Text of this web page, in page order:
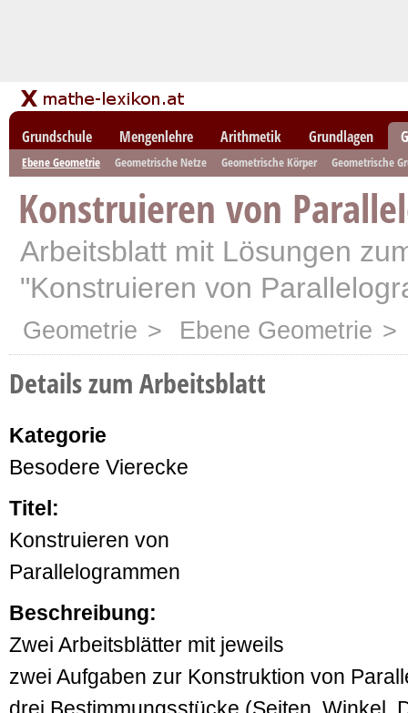
Grundschule Mengenlehre Arithmetik Grundlagen
Ebene Geometrie Geometrische Netze Geometrische Körper Geometrische
Konstruieren von
Arbeitsblatt mit Lösungen
"Konstruieren von
Geometrie > Ebene Geometrie >
Details zum Arbeitsblatt
Kategorie
Besodere Vierecke
Titel:
Konstruieren von
Parallelogrammen
Beschreibung:
Zwei Arbeitsblätter mit jeweils
zwei Aufgaben zur Konstruktion von